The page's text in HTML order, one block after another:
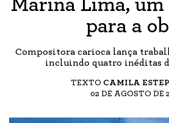
Marina Lima, um
para a
Compositora carioca lança
incluindo quatro inéditas
TEXTO CAMILA
02 DE AGOSTO DE